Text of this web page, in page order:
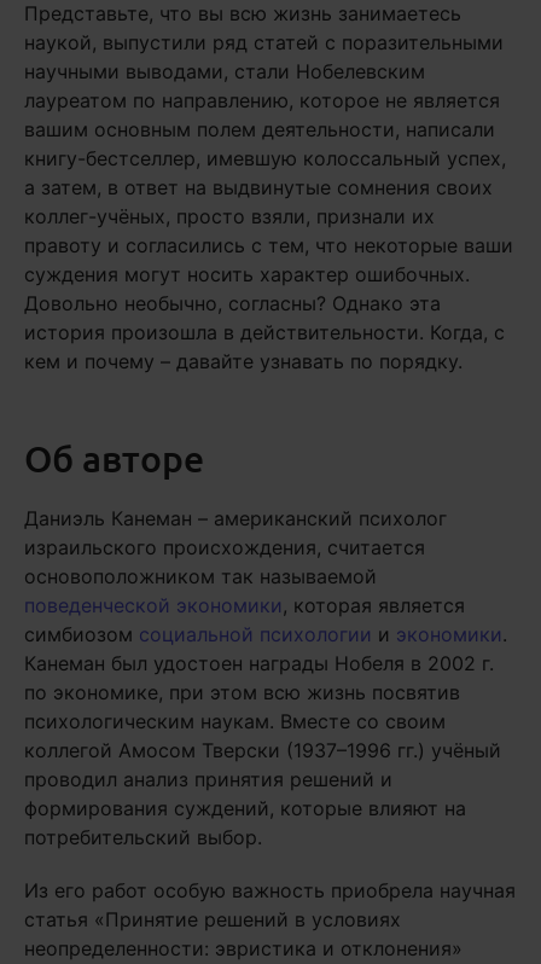
Представьте, что вы всю жизнь занимаетесь
наукой, выпустили ряд статей с поразительными
научными выводами, стали Нобелевским
лауреатом по направлению, которое не является
вашим основным полем деятельности, написали
книгу-бестселлер, имевшую колоссальный успех,
а затем, в ответ на выдвинутые сомнения своих
коллег-учёных, просто взяли, признали их
правоту и согласились с тем, что некоторые ваши
суждения могут носить характер ошибочных.
Довольно необычно, согласны? Однако эта
история произошла в действительности. Когда, с
кем и почему – давайте узнавать по порядку.
Об авторе
Даниэль Канеман – американский психолог
израильского происхождения, считается
основоположником так называемой
поведенческой экономики , которая является
симбиозом социальной психологии и экономики.
Канеман был удостоен награды Нобеля в 2002 г.
по экономике, при этом всю жизнь посвятив
психологическим наукам. Вместе со своим
коллегой Амосом Тверски (1937–1996 гг.) учёный
проводил анализ принятия решений и
формирования суждений, которые влияют на
потребительский выбор.
Из его работ особую важность приобрела научная
статья «Принятие решений в условиях
неопределенности: эвристика и отклонения»